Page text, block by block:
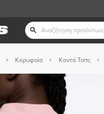
Κορυφαία Κοντά Τοπς